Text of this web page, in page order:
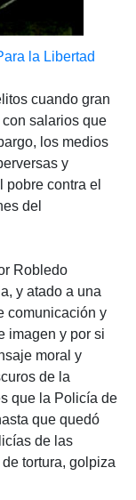
la Libertad
cuando gran
salarios que
los medios
y
contra el
del
Robledo
y atado a una
comunicación y
imagen y por si
moral y
de la
que la Policía de
que quedó
de las
tortura, golpiza